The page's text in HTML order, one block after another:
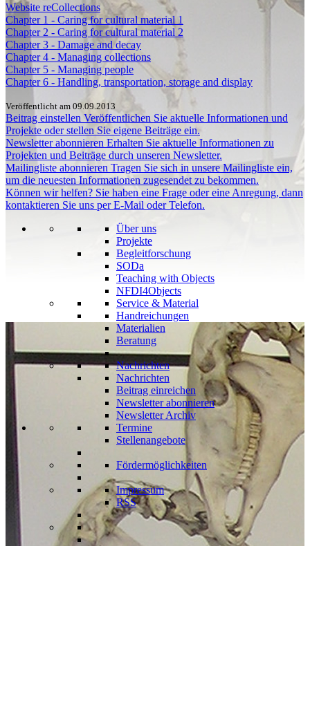
Website reCollections
Chapter 1 - Caring for cultural material 1
Chapter 2 - Caring for cultural material 2
Chapter 3 - Damage and decay
Chapter 4 - Managing collections
Chapter 5 - Managing people
Chapter 6 - Handling, transportation, storage and display
Veröffentlicht am 09.09.2013
Beitrag einstellen Veröffentlichen Sie aktuelle Informationen und
Projekte oder stellen Sie eigene Beiträge ein.
Newsletter abonnieren Erhalten Sie aktuelle Informationen zu
Projekten und Beiträge durch unseren Newsletter.
Mailingliste abonnieren Tragen Sie sich in unsere Mailingliste ein,
um die neuesten Informationen zugesendet zu bekommen.
Können wir helfen? Sie haben eine Frage oder eine Anregung, dann
kontaktieren Sie uns per E-Mail oder Telefon.
Über uns
Projekte
Begleitforschung
SODa
Teaching with Objects
NFDI4Objects
Service & Material
Handreichungen
Materialien
Beratung
Nachrichten
Nachrichten
Beitrag einreichen
Newsletter abonnieren
Newsletter Archiv
Termine
Stellenangebote
Fördermöglichkeiten
Impressum
RSS